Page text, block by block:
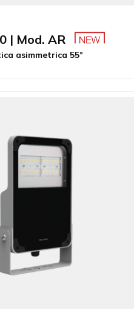
| Mod. AR
asimmetrica 55°